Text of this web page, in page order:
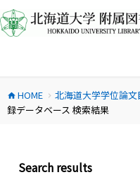
ン
テ
ス
キ
home HOME chevron_right 北海道大学学位論文
録データベース 検索結果
Search results